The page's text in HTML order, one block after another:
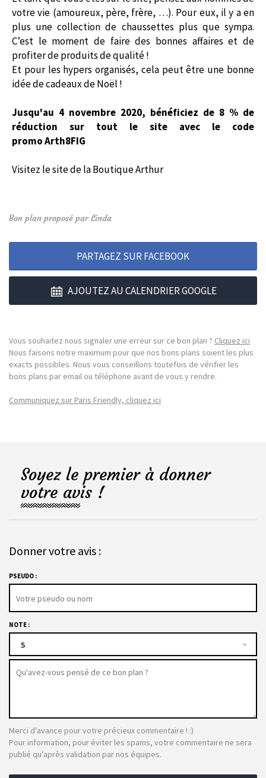
votre vie (amoureux, père, frère, …). Pour eux, il y a en
plus une collection de chaussettes plus que sympa.
C’est le moment de faire des bonnes affaires et de
profiter de produits de qualité !
Et pour les hypers organisés, cela peut être une bonne
idée de cadeaux de Noël !
Jusqu'au 4 novembre 2020, bénéficiez de 8 % de
réduction sur tout le site avec le code
promoArth8FIG
Visitez le site de la Boutique Arthur
Bon plan proposé par Linda
PARTAGEZ SUR FACEBOOK
AJOUTEZ AU CALENDRIER GOOGLE
Vous souhaitez nous signaler une erreur sur ce bon plan ? Cliquez ici
Nous faisons notre maximum pour que nos bons plans soient les plus
exacts possibles. Nous vous conseillons toutefois de vérifier les
bons plans par email ou téléphone avant de vous y rendre.
Communiquez sur Paris Friendly, cliquez ici
Soyez le premier à donner
votre avis !
Donner votre avis :
PSEUDO :
NOTE :
5
Merci d’avance pour votre précieux commentaire ! :)
Pour information, pour éviter les spams, votre commentaire ne sera
publié qu’après validation par nos équipes.